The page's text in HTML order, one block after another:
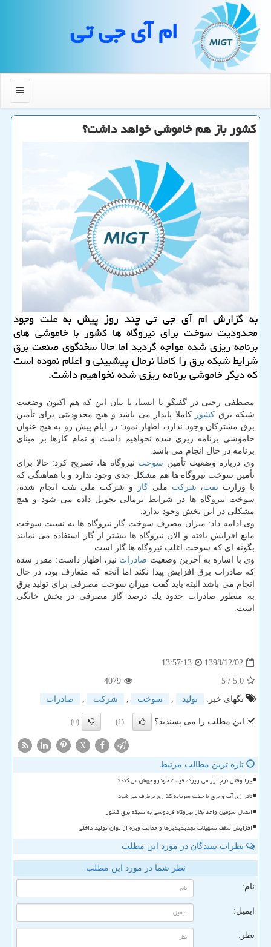
ام آی جی تی
منو
كشور باز هم خاموشی خواهد داشت؟
به گزارش ام آی جی تی چند روز پیش به علت وجود
محدودیت سوخت برای نیروگاه ها كشور با خاموشی های
برنامه ریزی شده مواجه گردید اما حالا سخنگوی صنعت برق
شرایط شبكه برق را كاملا نرمال پیشبینی و اعلام نموده است
كه دیگر خاموشی برنامه ریزی شده نخواهیم داشت.
مصطفی رجبی در گفتگو با ایسنا، با بیان این كه هم اكنون وضعیت
شبكه برق كشور كاملا پایدار می باشد و هیچ محدودیتی برای تأمین
برق مشتركان وجود ندارد، اظهار نمود: در ایام پیش رو به هیچ عنوان
خاموشی برنامه ریزی شده نخواهیم داشت و تمام كارها بر مبنای
برنامه در حال انجام می باشد.
وی درباره وضعیت تأمین سوخت نیروگاه ها، تصریح كرد: حالا برای
تأمین سوخت نیروگاه ها هم مشكل جدی وجود ندارد و با هماهنگی كه
با وزارت نفت، شركت ملیگاز
و شركت ملی نفت انجام شده،
سوخت نیروگاه ها در شرایط نرمالی تحویل داده می شود و هیچ
مشكلی در این بخش وجود ندارد.
وی ادامه داد: میزان مصرف سوخت گاز نیروگاه ها به نسبت سوخت
مایع افزایش یافته و الان نیروگاه ها بیشتر از گاز استفاده می نمایند
بگونه ای كه سوخت اغلب نیروگاه ها گاز است.
وی با اشاره به آخرین وضعیت صادرات نیز، اظهار داشت: مقرر شده
كه صادرات برق افزایش پیدا نكند اما آنچه كه متعارف بود، در حال
انجام می باشد البته باید گفت میزان سوخت مصرفی برای تولید برق
به منظور صادرات حدود یك درصد گاز مصرفی در بخش خانگی
است.
1398/12/02
13:57:13
5.0
/ 5
4079
تگهای خبر:
تولید , سوخت , شركت , صادرات
این مطلب را می پسندید؟ (1)
(0)
X
تازه ترین مطالب مرتبط
چرا وقتی نرخ ارز می ریزد، قیمت خودرو جهش می کند؟
ناترازی آب و برق با جذب سرمایه گذاری برطرف می شود
اتصال سومین واحد بخار نیروگاه فردوسی به شبکه برق کشور
افزایش سقف تسهیلات تجدیدپذیرها و حمایت ویژه از توان تولید داخلی
نظرات بینندگان در مورد این مطلب
نظر شما در مورد این مطلب
نام:
ایمیل:
نظر: